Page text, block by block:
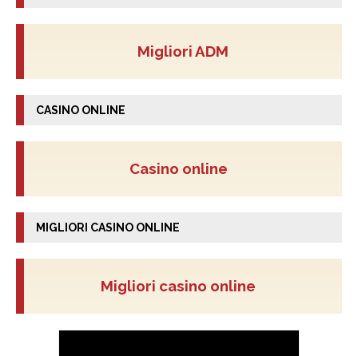
Migliori ADM
CASINO ONLINE
Casino online
MIGLIORI CASINO ONLINE
Migliori casino online